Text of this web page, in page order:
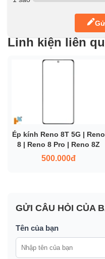
Linh kiện liên
Ép kính Reno 8T 5G | Reno
8 | Reno 8 Pro | Reno 8Z
500.000đ
GỬI CÂU HỎI CỦA
Tên của bạn